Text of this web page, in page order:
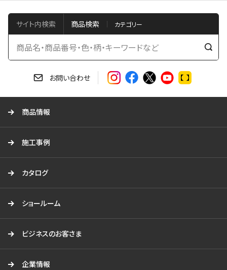
サイト内検索 商品検索
検
お問い合わせ
商品情報
施工事例
カタログ
ショールーム
ビジネスのお客さま
企業情報